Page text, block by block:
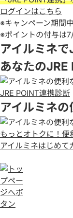
ログインはこちら
※キャンペーン期間
※ポイントの付与は
アイルミネ
あなたの
JRE POINT連携診断
アイルミネの
もっとオトクに！便
アイルミネはじめて